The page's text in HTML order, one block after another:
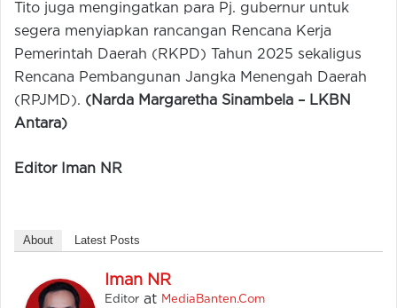
Tito juga mengingatkan para Pj. gubernur untuk
segera menyiapkan rancangan Rencana Kerja
Pemerintah Daerah (RKPD) Tahun 2025 sekaligus
Rencana Pembangunan Jangka Menengah Daerah
(RPJMD). ( Narda Margaretha Sinambela – LKBN
Antara)
Editor Iman NR
About Latest Posts
Iman NR
Editor at MediaBanten.Com